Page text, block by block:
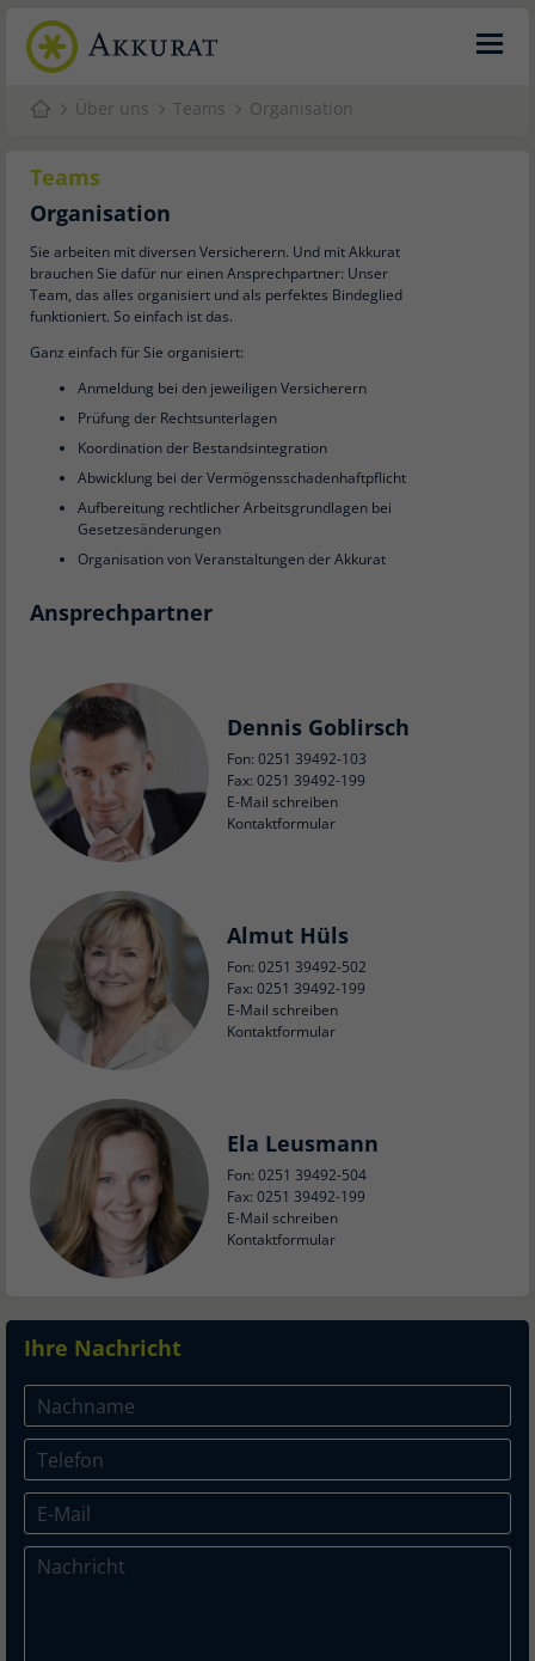
Über uns Teams Organisation
Teams
Organisation
Sie arbeiten mit diversen Versicherern. Und mit Akkurat
brauchen Sie dafür nur einen Ansprechpartner: Unser
Team, das alles organisiert und als perfektes Bindeglied
funktioniert. So einfach ist das.
Ganz einfach für Sie organisiert:
Anmeldung bei den jeweiligen Versicherern
Prüfung der Rechtsunterlagen
Koordination der Bestandsintegration
Abwicklung bei der Vermögensschadenhaftpflicht
Aufbereitung rechtlicher Arbeitsgrundlagen bei
Gesetzesänderungen
Organisation von Veranstaltungen der Akkurat
Ansprechpartner
Dennis Goblirsch
Fon: 0251 39492-103
Fax: 0251 39492-199
E-Mail schreiben
Kontaktformular
Almut Hüls
Fon: 0251 39492-502
Fax: 0251 39492-199
E-Mail schreiben
Kontaktformular
Ela Leusmann
Fon: 0251 39492-504
Fax: 0251 39492-199
E-Mail schreiben
Kontaktformular
Ihre Nachricht